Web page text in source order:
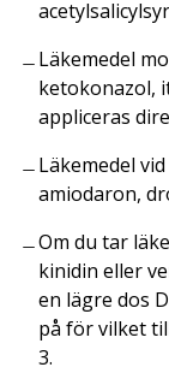
Läkemedel
ketokonazol,
appliceras
Läkemedel
amiodaron,
Om du tar
kinidin eller
en lägre dos
på för vilket
3.